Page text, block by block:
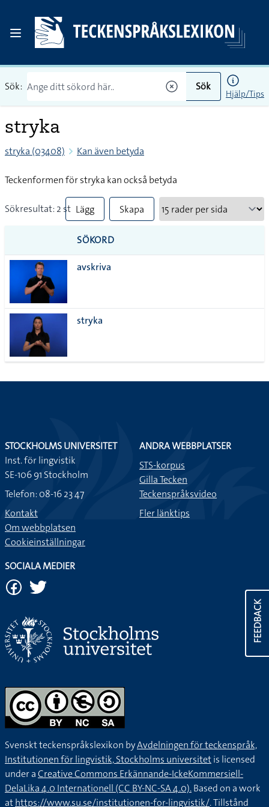
Sök: Sök
Hjälp/Tips
stryka
stryka (03408) Kan även betyda
Teckenformen för stryka kan också betyda
Sökresultat: 2 st Lägg
till
alla i
Skapa
SÖKORD
avskriva
stryka
FEEDBACK
STOCKHOLMS UNIVERSITET
Inst. för lingvistik
SE-106 91 Stockholm
Telefon: 08-16 23 47
Kontakt
Om webbplatsen
Cookieinställningar
ANDRA WEBBPLATSER
STS-korpus
Gilla Tecken
Teckenspråksvideo
Fler länktips
SOCIALA MEDIER
Svenskt teckenspråkslexikon byAvdelningen för teckenspråk,
Institutionen för lingvistik, Stockholms universitetis licensed
under aCreative Commons Erkännande-IckeKommersiell-
DelaLika 4.0 Internationell (CC BY-NC-SA 4.0).Based on a work
athttps://www.su.se/institutionen-for-lingvistik/. Tillstånd